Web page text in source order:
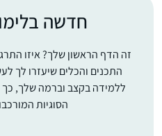
חדשה
זה הדף הראשון שלך? איזו
התכנים והכלים שיעזרו לך
ללמידה בקצב וברמה שלך, כך
הסוגיות